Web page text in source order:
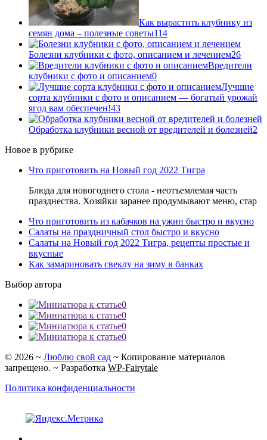
Как вырастить клубнику из
семян дома – полезные советы114
Болезни клубники с фото, описанием и лечением26
Вредители
клубники с фото и описанием0
Лучшие
сорта клубники с фото и описанием — богатый урожай
ягод вам обеспечен!43
Обработка клубники весной от вредителей и болезней2
Новое в рубрике
Что приготовить на Новый год 2022 Тигра
Блюда для новогоднего стола - неотъемлемая часть
празднества. Хозяйки заранее продумывают меню, стар
Что приготовить из кабачков на ужин быстро и вкусно
Салаты на праздничный стол быстро и вкусно
Салаты на Новый год 2022 Тигра, рецепты простые и
вкусные
Как замариновать свеклу на зиму в банках
Выбор автора
0
0
0
0
© 2026 ~ Люблю свой сад ~ Копирование материалов
запрещено. ~ Разработка WP-Fairytale
Политика конфиденциальности